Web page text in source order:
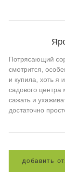
Потрясающий
смотрится,
и купила, хоть я
садового центра
сажать и
достаточно
доба вит ь от